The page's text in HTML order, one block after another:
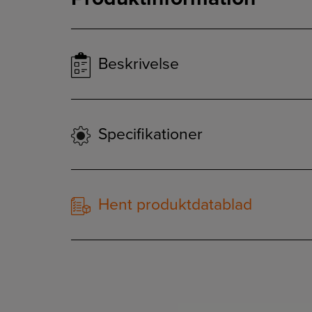
Beskrivelse
Specifikationer
Hent produktdatablad